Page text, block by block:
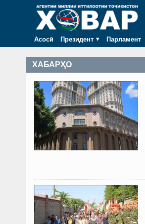
Асосӣ Президент Парламент
ХАБАРҲО